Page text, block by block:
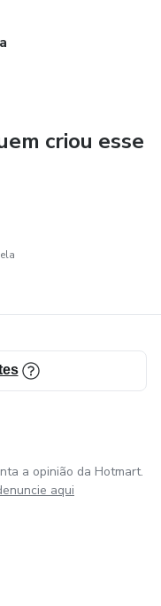
criou esse
a opinião da Hotmart.
aqui